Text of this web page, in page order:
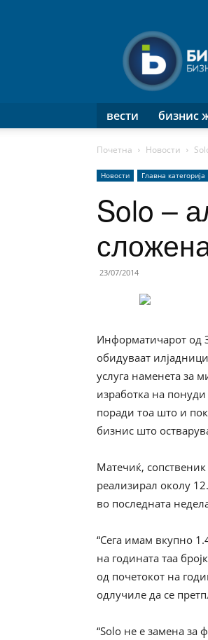
вести бизнис
Почетна Новости
Новости Главна категорија
Solo –
23/07/2014
Информатичарот од
обидуваат
услуга наменета за
изработка на
поради тоа што и
бизнис што
Матечиќ,
реализирал околу
во последната
“Сега имам вкупно
на годината таа
од почетокот на
одлучиле да се
“Solo не е замена за